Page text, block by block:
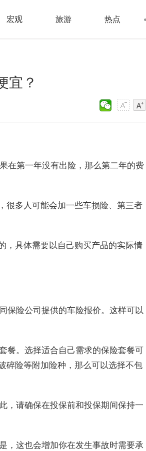
宏观 旅游 热点
宜？
在第一年没有出险，那么第二年的费
很多人可能会加一些车损险、第三者
，具体需要以自己购买产品的实际情
保险公司提供的车险报价。这样可以
餐。选择适合自己需求的保险套餐可
碎险等附加险种，那么可以选择不包
，请确保在投保前和投保期间保持一
，这也会增加你在发生事故时需要承